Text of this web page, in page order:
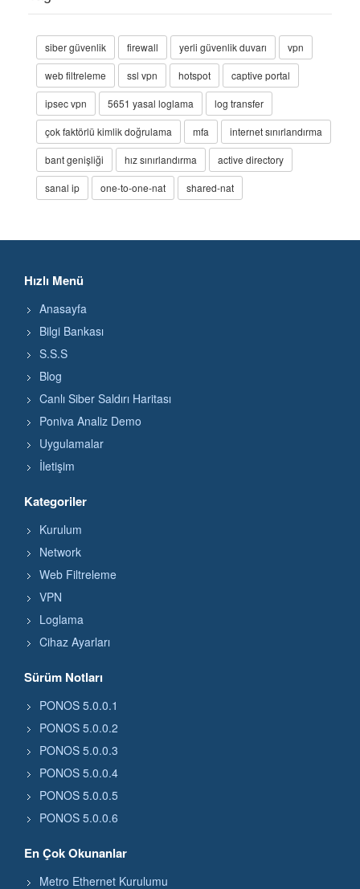
siber güvenlik firewall yerli güvenlik duvarı vpn
web filtreleme ssl vpn hotspot captive portal
ipsec vpn 5651 yasal loglama log transfer
çok faktörlü kimlik doğrulama mfa internet sınırlandırma
bant genişliği hız sınırlandırma active directory
sanal ip one-to-one-nat shared-nat
Hızlı Menü
Anasayfa
Bilgi Bankası
S.S.S
Blog
Canlı Siber Saldırı Haritası
Poniva Analiz Demo
Uygulamalar
İletişim
Kategoriler
Kurulum
Network
Web Filtreleme
VPN
Loglama
Cihaz Ayarları
Sürüm Notları
PONOS 5.0.0.1
PONOS 5.0.0.2
PONOS 5.0.0.3
PONOS 5.0.0.4
PONOS 5.0.0.5
PONOS 5.0.0.6
En Çok Okunanlar
Metro Ethernet Kurulumu